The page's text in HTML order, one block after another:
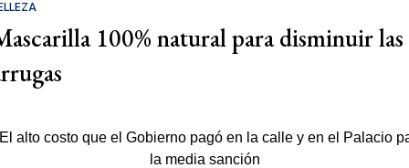
100% natural para disminuir las